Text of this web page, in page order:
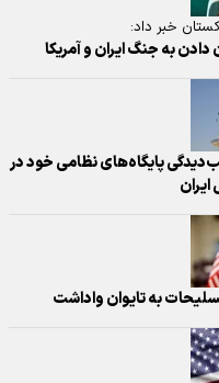
خبر داد:
به جنگ ایران و آمریکا
پایگاه‌های نظامی خود در
به تایوان واداشت